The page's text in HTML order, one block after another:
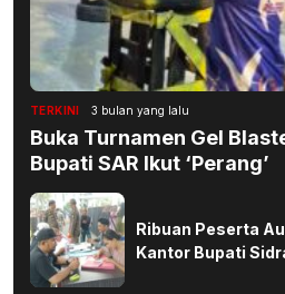
TERKINI 3 bulan yang lalu
Buka Turnamen Gel
Bupati SAR Ikut ‘Perang’
Ribuan Peserta
Kantor Bupati